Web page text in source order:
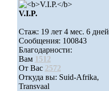
V.I.P.
Стаж: 19 лет 4 мес. 6 дней
Сообщения: 100843
Благодарности:
Вам 1512
От Вас 2572
Откуда вы: Suid-Afrika,
Transvaal